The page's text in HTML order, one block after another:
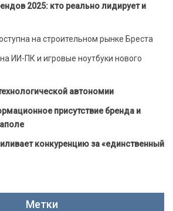
2025: кто реально лидирует и
на строительном рынке Бреста
ИИ-ПК и игровые ноутбуки нового
автономии
присутствие бренда и
конкуренцию за «единственный
Метки